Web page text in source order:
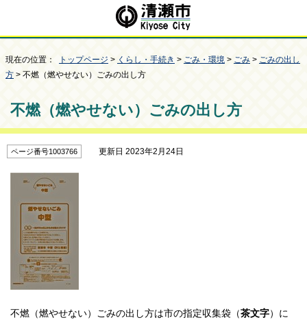
現在の位置： トップページ > くらし・手続き > ごみ・環境 > ごみ > ごみの出し
方 > 不燃（燃やせない）ごみの出し方
不燃（燃やせない）ごみの出し方
ページ番号1003766 更新日 2023年2月24日
不燃（燃やせない）ごみの出し方は市の指定収集袋（茶文字）に